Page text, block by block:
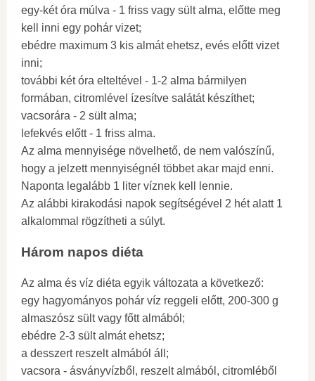
egy-két óra múlva - 1 friss vagy sült alma, előtte meg
kell inni egy pohár vizet;
ebédre maximum 3 kis almát ehetsz, evés előtt vizet
inni;
további két óra elteltével - 1-2 alma bármilyen
formában, citromlével ízesítve salátát készíthet;
vacsorára - 2 sült alma;
lefekvés előtt - 1 friss alma.
Az alma mennyisége növelhető, de nem valószínű,
hogy a jelzett mennyiségnél többet akar majd enni.
Naponta legalább 1 liter víznek kell lennie.
Az alábbi kirakodási napok segítségével 2 hét alatt 1
alkalommal rögzítheti a súlyt.
Három napos diéta
Az alma és víz diéta egyik változata a következő:
egy hagyományos pohár víz reggeli előtt, 200-300 g
almaszósz sült vagy főtt almából;
ebédre 2-3 sült almát ehetsz;
a desszert reszelt almából áll;
vacsora - ásványvízből, reszelt almából, citromléből